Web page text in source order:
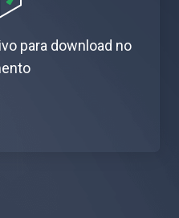
para download no